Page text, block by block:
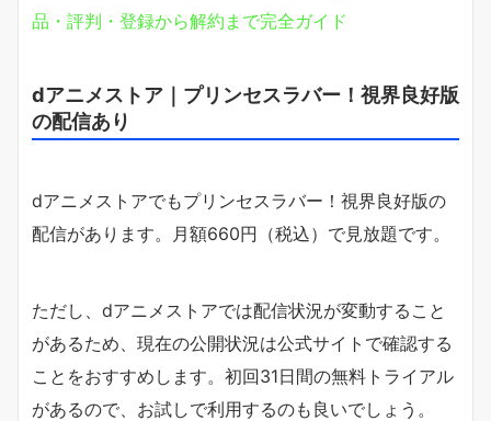
品・評判・登録から解約まで完全ガイド
dアニメストア｜プリンセスラバー！視界良好版
の配信あり
dアニメストアでもプリンセスラバー！視界良好版の
配信があります。月額660円（税込）で見放題です。
ただし、dアニメストアでは配信状況が変動すること
があるため、現在の公開状況は公式サイトで確認する
ことをおすすめします。初回31日間の無料トライアル
があるので、お試しで利用するのも良いでしょう。